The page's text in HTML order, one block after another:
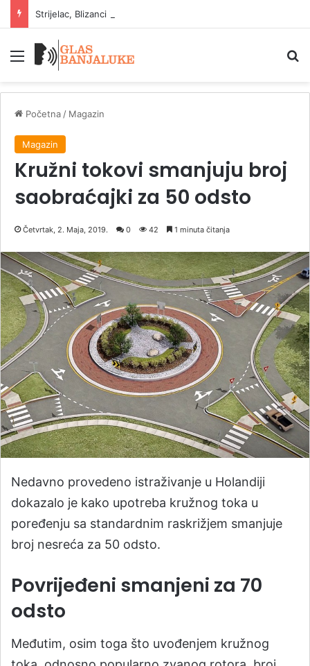
Strijelac, Blizanci i Lav: znakovi koji uživaju u ljetu
Meni
Početna / Magazin
Magazin
Kružni tokovi smanjuju broj
saobraćajki za 50 odsto
Četvrtak, 2. Maja, 2019. 0 42 1 minuta čitanja
Nedavno provedeno istraživanje u Holandiji
dokazalo je kako upotreba kružnog toka u
poređenju sa standardnim raskrižjem smanjuje
broj nesreća za 50 odsto.
Povrijeđeni smanjeni za 70
odsto
Međutim, osim toga što uvođenjem kružnog